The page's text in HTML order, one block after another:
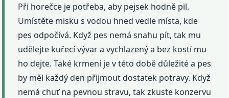
Při horečce je potřeba, aby pejsek hodně pil.
Umístěte misku s vodou hned vedle místa, kde
pes odpočívá. Když pes nemá snahu pít, tak mu
udělejte kuřecí vývar a vychlazený a bez kostí mu
ho dejte. Také krmení je v této době důležité a pes
by měl každý den přijmout dostatek potravy. Když
nemá chuť na pevnou stravu, tak zkuste konzervu